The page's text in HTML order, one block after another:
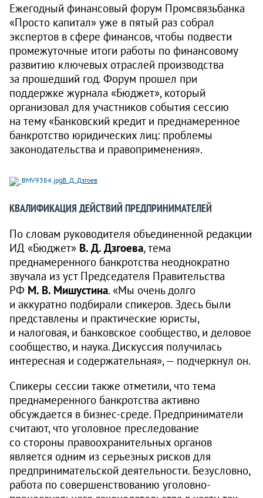
Ежегодный финансовый форум Промсвязьбанка
«Просто капитал» уже в пятый раз собрал
экспертов в сфере финансов, чтобы подвести
промежуточные итоги работы по финансовому
развитию ключевых отраслей производства
за прошедший год. Форум прошел при
поддержке журнала «Бюджет», который
организовал для участников события сессию
на тему «Банковский кредит и преднамеренное
банкротство юридических лиц: проблемы
законодательства и правоприменения».
В. Д. Дзгоев
КВАЛИФИКАЦИЯ ДЕЙСТВИЙ ПРЕДПРИНИМАТЕЛЕЙ
По словам руководителя объединенной редакции
ИД «Бюджет» В. Д. Дзгоева, тема
преднамеренного банкротства неоднократно
звучала из уст Председателя Правительства
РФ М. В. Мишустина. «Мы очень долго
и аккуратно подбирали спикеров. Здесь были
представлены и практические юристы,
и налоговая, и банковское сообщество, и деловое
сообщество, и наука. Дискуссия получилась
интересная и содержательная», — подчеркнул он.
Спикеры сессии также отметили, что тема
преднамеренного банкротства активно
обсуждается в бизнес-среде. Предприниматели
считают, что уголовное преследование
со стороны правоохранительных органов
является одним из серьезных рисков для
предпринимательской деятельности. Безусловно,
работа по совершенствованию уголовно-